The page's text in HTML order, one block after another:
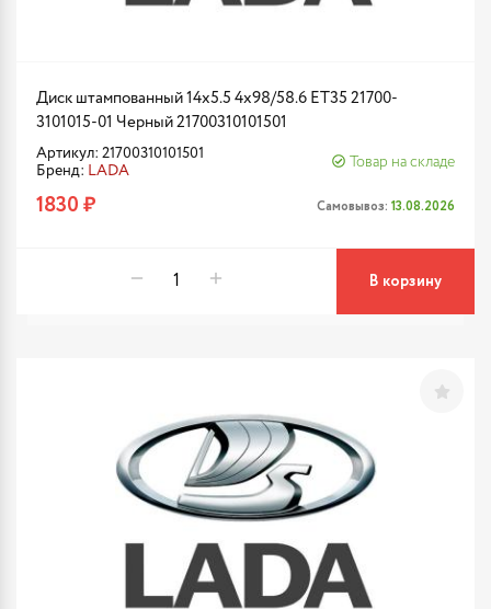
Диск штампованный 14x5.5 4x98/58.6 ET35 21700-
3101015-01 Черный 21700310101501
Артикул: 21700310101501
Бренд: LADA
Товар на складе
1830 ₽ Самовывоз: 13.08.2026
В корзину